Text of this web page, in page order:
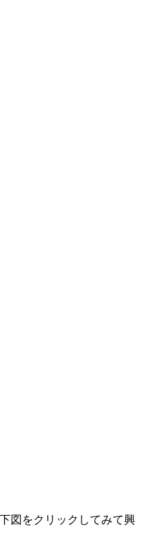
図をクリックしてみて興